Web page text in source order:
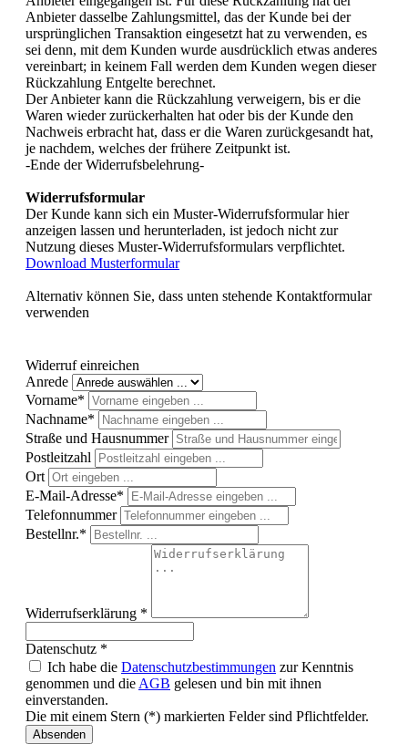
Anbieter dasselbe Zahlungsmittel, das der Kunde bei der
ursprünglichen Transaktion eingesetzt hat zu verwenden, es
sei denn, mit dem Kunden wurde ausdrücklich etwas anderes
vereinbart; in keinem Fall werden dem Kunden wegen dieser
Rückzahlung Entgelte berechnet.
Der Anbieter kann die Rückzahlung verweigern, bis er die
Waren wieder zurückerhalten hat oder bis der Kunde den
Nachweis erbracht hat, dass er die Waren zurückgesandt hat,
je nachdem, welches der frühere Zeitpunkt ist.
-Ende der Widerrufsbelehrung-
Widerrufsformular
Der Kunde kann sich ein Muster-Widerrufsformular hier
anzeigen lassen und herunterladen, ist jedoch nicht zur
Nutzung dieses Muster-Widerrufsformulars verpflichtet.
Download Musterformular
Alternativ können Sie, dass unten stehende Kontaktformular
verwenden
Widerruf einreichen
Anrede
Vorname*
Nachname*
Straße und Hausnummer
Postleitzahl
Ort
E-Mail-Adresse*
Telefonnummer
Bestellnr.*
Widerrufserklärung *
Datenschutz *
Ich habe die Datenschutzbestimmungen zur Kenntnis
genommen und die AGB gelesen und bin mit ihnen
einverstanden.
Die mit einem Stern (*) markierten Felder sind Pflichtfelder.
Absenden